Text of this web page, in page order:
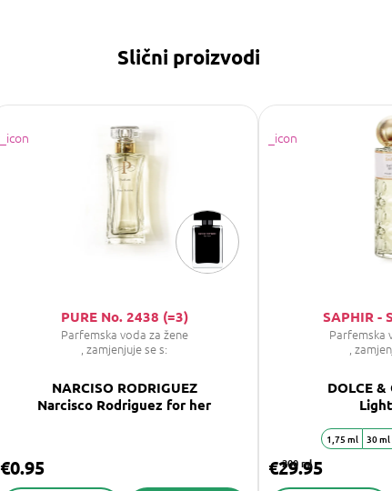
Slični proizvodi
PURE No. 2438 (=3)
Parfemska voda za žene
, zamjenjuje se s:
NARCISO RODRIGUEZ
Narcisco Rodriguez for her
€0.95
SAPHIR -
Parfemska
,
DOLCE
200 ml
€29.95
1,75 ml 30 ml